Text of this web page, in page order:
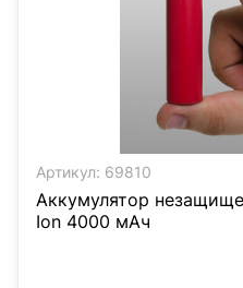
Артикул: 69810
Аккумулятор
Ion 4000 мАч